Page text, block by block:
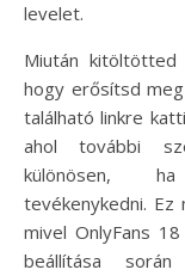
levelet.
Miután kitöltötted
hogy erősítsd
található linkre
ahol további
különösen,
tevékenykedni. Ez
mivel OnlyFans
beállítása